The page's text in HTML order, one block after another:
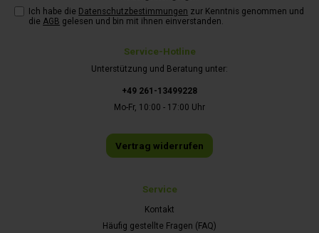
Service-Hotline
Unterstützung und Beratung unter:
+49 261-13499228
Mo-Fr, 10:00 - 17:00 Uhr
Vertrag widerrufen
Service
Kontakt
Häufig gestellte Fragen (FAQ)
Ich habe die Datenschutzbestimmungen zur Kenntnis genommen und
die AGB gelesen und bin mit ihnen einverstanden.